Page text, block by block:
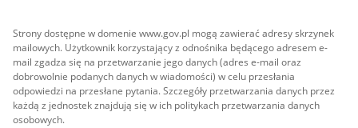
Strony dostępne w domenie www.gov.pl mogą zawierać adresy skrzynek
mailowych. Użytkownik korzystający z odnośnika będącego adresem e-
mail zgadza się na przetwarzanie jego danych (adres e-mail oraz
dobrowolnie podanych danych w wiadomości) w celu przesłania
odpowiedzi na przesłane pytania. Szczegóły przetwarzania danych przez
każdą z jednostek znajdują się w ich politykach przetwarzania danych
osobowych.